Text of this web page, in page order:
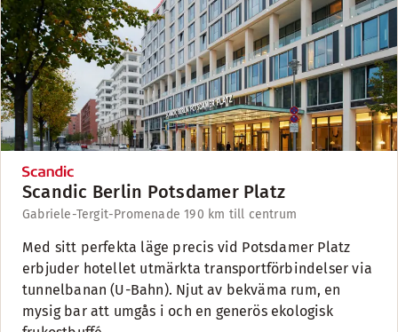
Scandic Berlin Potsdamer Platz
Gabriele-Tergit-Promenade 190 km till centrum
Med sitt perfekta läge precis vid Potsdamer Platz
erbjuder hotellet utmärkta transportförbindelser via
tunnelbanan (U-Bahn). Njut av bekväma rum, en
mysig bar att umgås i och en generös ekologisk